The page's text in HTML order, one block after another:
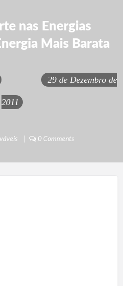
nas Energias
Mais Barata
29 de Dezembro de
2011
0 Comments